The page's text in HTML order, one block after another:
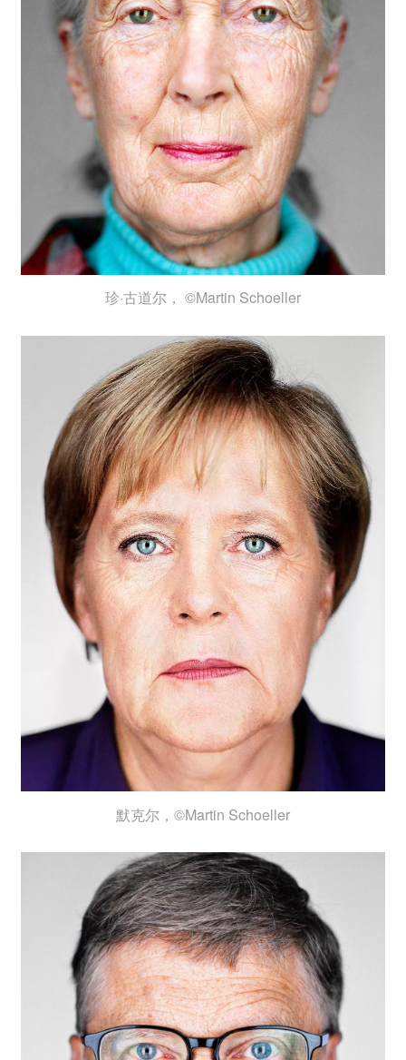
珍·古道尔， ©Martin Schoeller
默克尔，©Martin Schoeller